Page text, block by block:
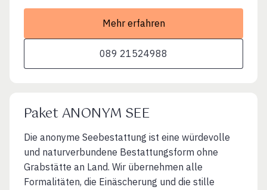
Mehr erfahren
089 21524988
Paket ANONYM SEE
Die anonyme Seebestattung ist eine würdevolle
und naturverbundene Bestattungsform ohne
Grabstätte an Land. Wir übernehmen alle
Formalitäten, die Einäscherung und die stille